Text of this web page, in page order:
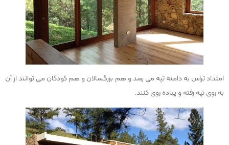
امتداد تراس به دامنه تپه می رسد و هم بزرگسالان و هم کودکان می توانند از آن
به روی تپه رفته و پیاده روی کنند.